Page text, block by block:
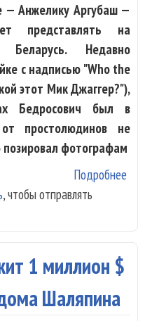
— Анжелику Аргубаш —
представлять на
Беларусь. Недавно
с надписью "Who the
этот Мик Джаггер?"),
Бедросович был в
простолюдинов не
позировал фотографам
Подробнее
, чтобы отправлять
1 миллион $
Шаляпина